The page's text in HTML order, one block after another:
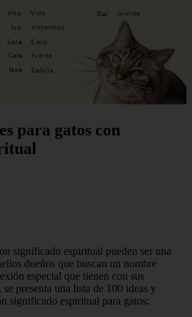
para gatos con
significado espiritual pueden ser una
dueños que buscan un nombre
especial que tienen con sus
presenta una lista de 100 ideas y
significado espiritual para gatos: